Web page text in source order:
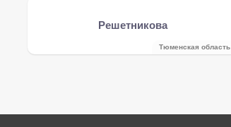
Решетникова
Тюменская область